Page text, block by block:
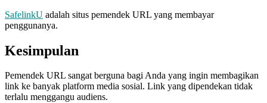
SafelinkU adalah situs pemendek URL yang membayar
penggunanya.
Kesimpulan
Pemendek URL sangat berguna bagi Anda yang ingin membagikan
link ke banyak platform media sosial. Link yang dipendekan tidak
terlalu menggangu audiens.